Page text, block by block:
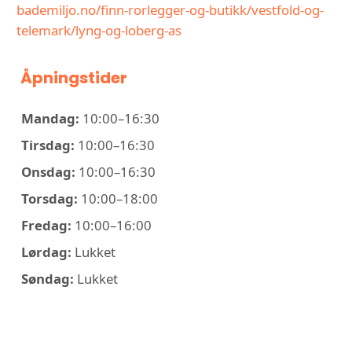
bademiljo.no/finn-rorlegger-og-butikk/vestfold-og-
telemark/lyng-og-loberg-as
Åpningstider
Mandag: 10:00–16:30
Tirsdag: 10:00–16:30
Onsdag: 10:00–16:30
Torsdag: 10:00–18:00
Fredag: 10:00–16:00
Lørdag: Lukket
Søndag: Lukket